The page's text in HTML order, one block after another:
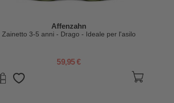
Affenzahn
Zainetto 3-5 anni - Drago - Ideale per l'asilo
59,95 €